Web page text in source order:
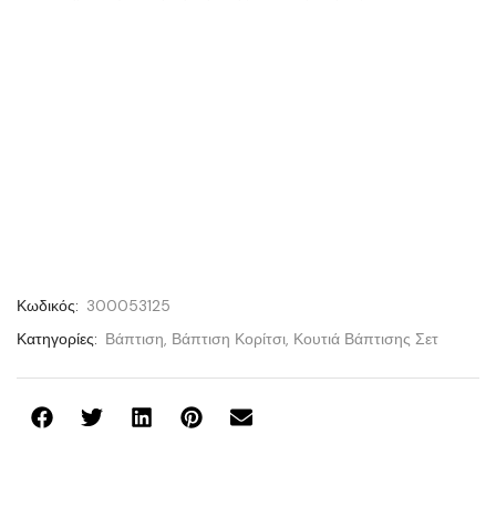
Κωδικός: 300053125
Κατηγορίες: Βάπτιση, Βάπτιση Κορίτσι, Κουτιά Βάπτισης Σετ